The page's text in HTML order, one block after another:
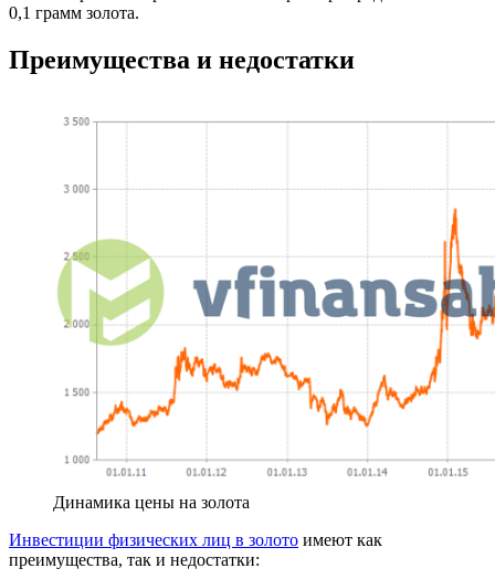
0,1 грамм золота.
Преимущества и недостатки
Динамика цены на золота
Инвестиции физических лиц в золото имеют как
преимущества, так и недостатки: